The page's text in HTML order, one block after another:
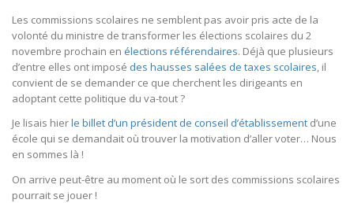
Les commissions scolaires ne semblent pas avoir pris acte de la
volonté du ministre de transformer les élections scolaires du 2
novembre prochain en élections référendaires. Déjà que plusieurs
d’entre elles ont imposé des hausses salées de taxes scolaires, il
convient de se demander ce que cherchent les dirigeants en
adoptant cette politique du va-tout ?
Je lisais hierle billet d’un président de conseil d’établissement d’une
école qui se demandait où trouver la motivation d’aller voter… Nous
en sommes là !
On arrive peut-être au moment où le sort des commissions scolaires
pourrait se jouer !